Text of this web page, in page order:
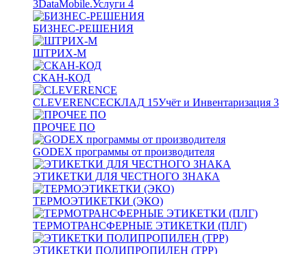
3DataMobile.Услуги 4
БИЗНЕС-РЕШЕНИЯ
ШТРИХ-М
СКАН-КОД
CLEVERENCEСКЛАД 15Учёт и Инвентаризация 3
ПРОЧЕЕ ПО
GODEX программы от производителя
ЭТИКЕТКИ ДЛЯ ЧЕСТНОГО ЗНАКА
ТЕРМОЭТИКЕТКИ (ЭКО)
ТЕРМОТРАНСФЕРНЫЕ ЭТИКЕТКИ (ПЛГ)
ЭТИКЕТКИ ПОЛИПРОПИЛЕН (TPP)